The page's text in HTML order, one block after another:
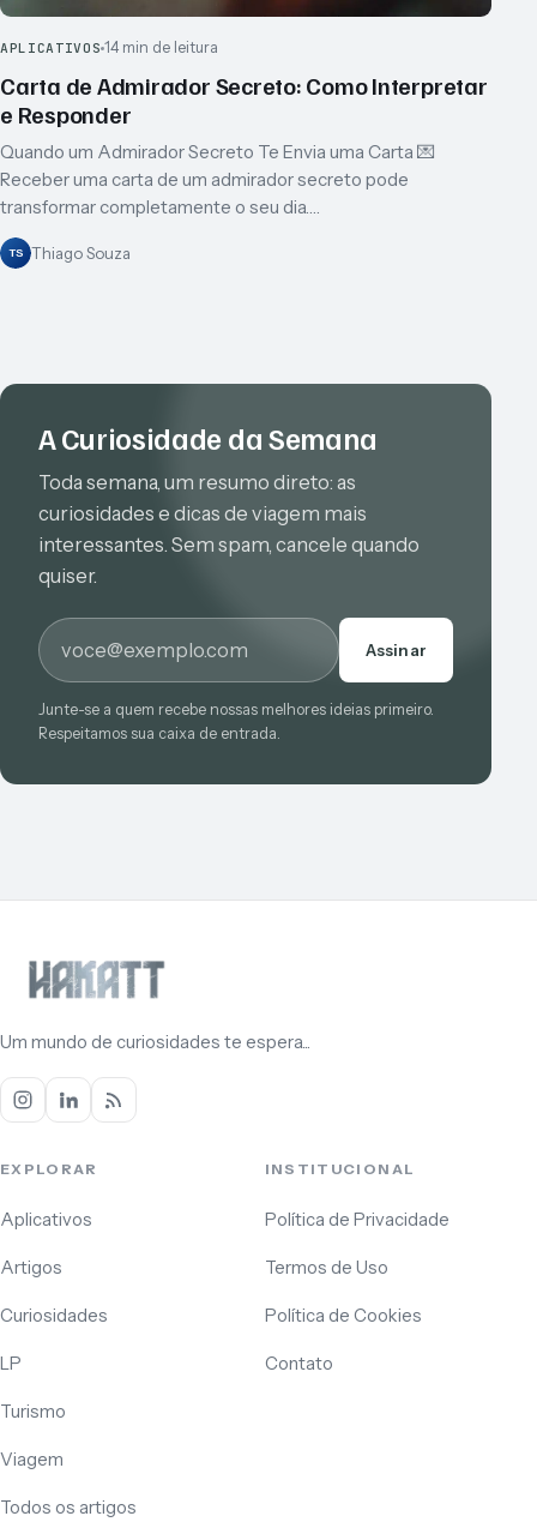
APLICATIVOS 14 min de leitura
Carta de Admirador Secreto: Como Interpretar
e Responder
Quando um Admirador Secreto Te Envia uma Carta 💌
Receber uma carta de um admirador secreto pode
transformar completamente o seu dia.…
TS Thiago Souza
A Curiosidade da Semana
Toda semana, um resumo direto: as
curiosidades e dicas de viagem mais
interessantes. Sem spam, cancele quando
quiser.
E-mail
Assinar
Junte-se a quem recebe nossas melhores ideias primeiro.
Respeitamos sua caixa de entrada.
Um mundo de curiosidades te espera...
EXPLORAR
Aplicativos
Artigos
Curiosidades
LP
Turismo
Viagem
Todos os artigos
INSTITUCIONAL
Política de Privacidade
Termos de Uso
Política de Cookies
Contato